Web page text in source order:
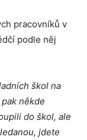
pracovníků v
podle něj
škol na
někde
do škol, ale
jdete